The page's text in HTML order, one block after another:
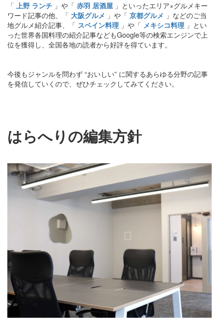
「 上野 ランチ 」や「 赤羽 居酒屋 」といったエリア×グルメキー
ワード記事の他、「 大阪グルメ 」や「 京都グルメ 」などのご当
地グルメ紹介記事、「 スペイン料理 」や「 メキシコ料理 」とい
った世界各国料理の紹介記事などもGoogle等の検索エンジンで上
位を獲得し、全国各地の読者から好評を得ています。
今後もジャンルを問わず “おいしい” に関するあらゆる分野の記事
を発信していくので、ぜひチェックしてみてください。
はらへりの編集方針